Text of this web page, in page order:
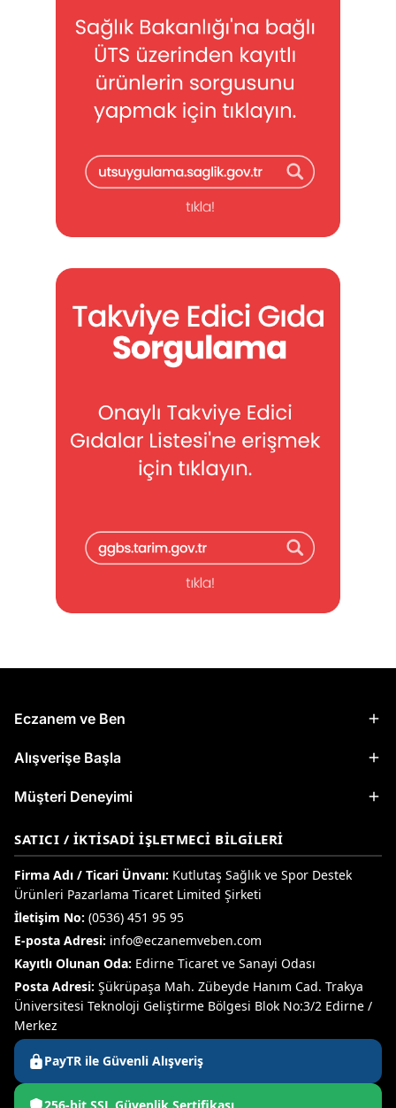
Eczanem ve Ben
Alışverişe Başla
Müşteri Deneyimi
SATICI / İKTISADI İŞLETMECI BILGILERI
Firma Adı / Ticari Ünvanı: Kutlutaş Sağlık ve Spor Destek
Ürünleri Pazarlama Ticaret Limited Şirketi
İletişim No: (0536) 451 95 95
E-posta Adresi: info@eczanemveben.com
Kayıtlı Olunan Oda: Edirne Ticaret ve Sanayi Odası
Posta Adresi: Şükrüpaşa Mah. Zübeyde Hanım Cad. Trakya
Üniversitesi Teknoloji Geliştirme Bölgesi Blok No:3/2 Edirne /
Merkez
PayTR ile Güvenli Alışveriş